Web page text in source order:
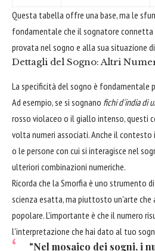
Questa tabella offre una base, ma le
fondamentale che il sognatore
provata nel sogno e alla sua situazione
Dettagli del Sogno: Altri
La specificità del sogno è fondamentale
Ad esempio, se si sognano fichi d'india di
rosso violaceo o il giallo intenso, questi
volta numeri associati. Anche il contesto
o le persone con cui si interagisce nel
ulteriori combinazioni numeriche.
Ricorda che la Smorfia è uno strumento
scienza esatta, ma piuttosto un'arte che
popolare. L'importante è che il numero
l'interpretazione che hai dato al tuo
"Nel mosaico dei sogni, i